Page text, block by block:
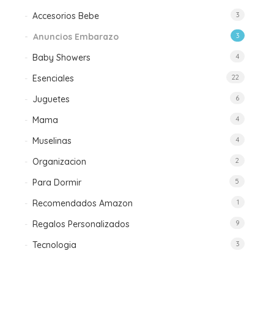
Accesorios Bebe 3
Anuncios Embarazo 3
Baby Showers 4
Esenciales 22
Juguetes 6
Mama 4
Muselinas 4
Organizacion 2
Para Dormir 5
Recomendados Amazon 1
Regalos Personalizados 9
Tecnologia 3